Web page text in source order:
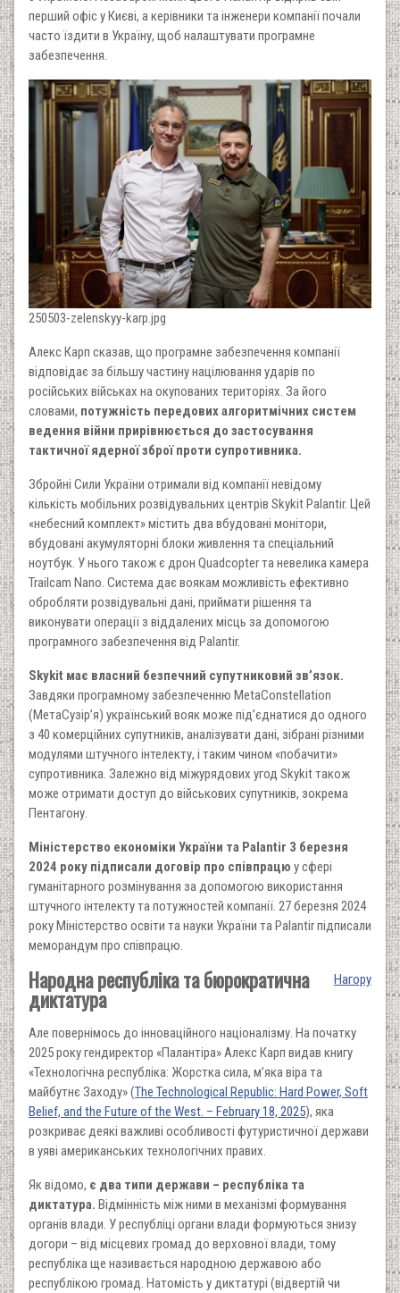
перший офіс у Києві, а керівники та інженери компанії почали
часто їздити в Україну, щоб налаштувати програмне
забезпечення.
250503-zelenskyy-karp.jpg
Алекс Карп сказав, що програмне забезпечення компанії
відповідає за більшу частину націлювання ударів по
російських військах на окупованих територіях. За його
словами, потужність передових алгоритмічних систем
ведення війни прирівнюється до застосування
тактичної ядерної зброї проти супротивника.
Збройні Сили України отримали від компанії невідому
кількість мобільних розвідувальних центрів Skykit Palantir. Цей
«небесний комплект» містить два вбудовані монітори,
вбудовані акумуляторні блоки живлення та спеціальний
ноутбук. У нього також є дрон Quadcopter та невелика камера
Trailcam Nano. Система дає воякам можливість ефективно
обробляти розвідувальні дані, приймати рішення та
виконувати операції з віддалених місць за допомогою
програмного забезпечення від Palantir.
Skykit має власний безпечний супутниковий зв’язок.
Завдяки програмному забезпеченню MetaConstellation
(МетаСузір’я) український вояк може під’єднатися до одного
з 40 комерційних супутників, аналізувати дані, зібрані різними
модулями штучного інтелекту, і таким чином «побачити»
супротивника. Залежно від міжурядових угод Skykit також
може отримати доступ до військових супутників, зокрема
Пентагону.
Міністерство економіки України та Palantir 3 березня
2024 року підписали договір про співпрацю у сфері
гуманітарного розмінування за допомогою використання
штучного інтелекту та потужностей компанії. 27 березня 2024
року Міністерство освіти та науки України та Palantir підписали
меморандум про співпрацю.
Нагору
Народна республіка та бюрократична
диктатура
Але повернімось до інноваційного націоналізму. На початку
2025 року гендиректор «Палантіра» Алекс Карп видав книгу
«Технологічна республіка: Жорстка сила, м’яка віра та
майбутнє Заходу» (The Technological Republic: Hard Power, Soft
Belief, and the Future of the West. – February 18, 2025), яка
розкриває деякі важливі особливості футуристичної держави
в уяві американських технологічних правих.
Як відомо, є два типи держави – республіка та
диктатура. Відмінність між ними в механізмі формування
органів влади. У республіці органи влади формуються знизу
догори – від місцевих громад до верховної влади, тому
республіка ще називається народною державою або
республікою громад. Натомість у диктатурі (відвертій чи